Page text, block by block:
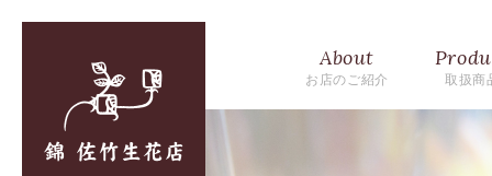
About
お店のご紹介 取扱商